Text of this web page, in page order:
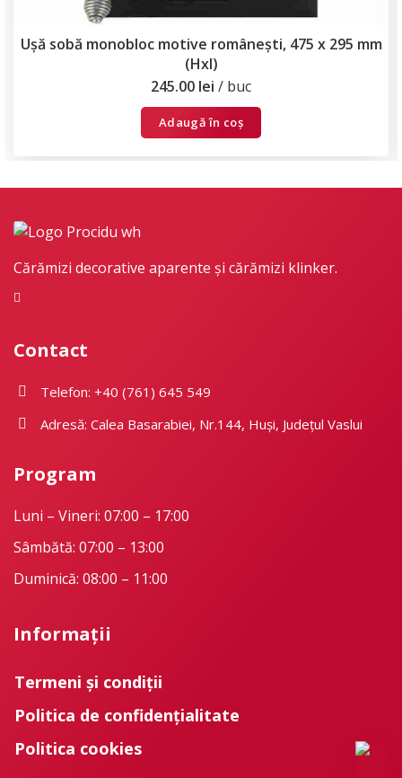
Ușă sobă monobloc motive românești, 475 x 295 mm
(Hxl)
245.00 lei buc
Adaugă în coș
Cărămizi decorative aparente și cărămizi klinker.
Contact
Telefon: +40 (761) 645 549
Adresă: Calea Basarabiei, Nr.144, Huși, Județul Vaslui
Program
Luni – Vineri: 07:00 – 17:00
Sâmbătă: 07:00 – 13:00
Duminică: 08:00 – 11:00
Informații
Termeni și condiții
Politica de confidențialitate
Politica cookies